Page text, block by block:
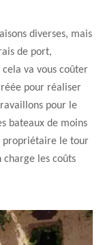
diverses, mais
de port,
cela va vous coûter
pour réaliser
pour le
bateaux de moins
propriétaire le tour
charge les coûts